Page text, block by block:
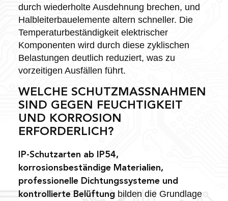
durch wiederholte Ausdehnung brechen, und
Halbleiterbauelemente altern schneller. Die
Temperaturbeständigkeit elektrischer
Komponenten wird durch diese zyklischen
Belastungen deutlich reduziert, was zu
vorzeitigen Ausfällen führt.
WELCHE SCHUTZMASSNAHMEN S
IND GEGEN FEUCHTIGKEIT U
ND KORROSION E
RFORDERLICH?
IP-Schutzarten ab IP54,
korrosionsbeständige Materialien,
professionelle Dichtungssysteme und
kontrollierte Belüftungbilden die Grundlage